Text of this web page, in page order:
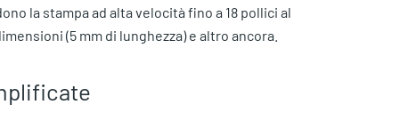
la stampa ad alta velocità fino a 18 pollici al
(5 mm di lunghezza) e altro ancora.